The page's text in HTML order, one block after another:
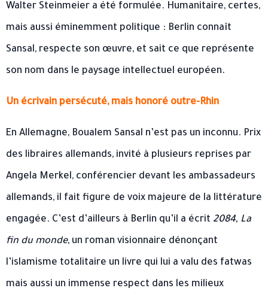
Walter Steinmeier a été formulée. Humanitaire, certes,
mais aussi éminemment politique : Berlin connaît
Sansal, respecte son œuvre, et sait ce que représente
son nom dans le paysage intellectuel européen.
Un écrivain persécuté, mais honoré outre-Rhin
En Allemagne, Boualem Sansal n’est pas un inconnu. Prix
des libraires allemands, invité à plusieurs reprises par
Angela Merkel, conférencier devant les ambassadeurs
allemands, il fait figure de voix majeure de la littérature
engagée. C’est d’ailleurs à Berlin qu’il a écrit 2084, La
fin du monde, un roman visionnaire dénonçant
l’islamisme totalitaire un livre qui lui a valu des fatwas
mais aussi un immense respect dans les milieux